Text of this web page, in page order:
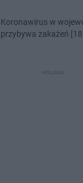
Koronawirus w
przybywa zakażeń